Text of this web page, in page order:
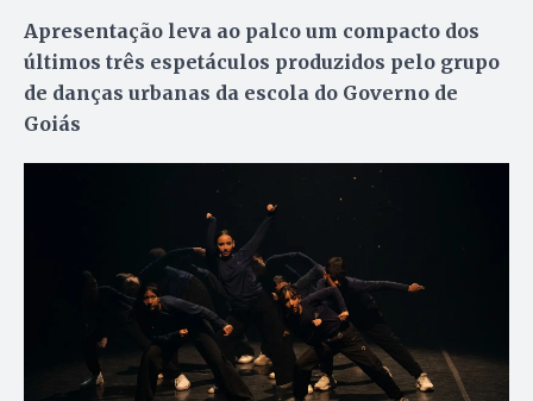
Apresentação leva ao palco um compacto dos
últimos três espetáculos produzidos pelo grupo
de danças urbanas da escola do Governo de
Goiás